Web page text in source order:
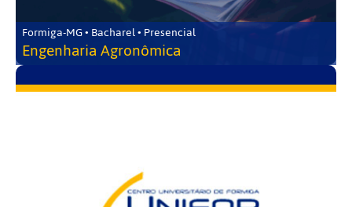
Formiga-MG • Bacharel • Presencial
Engenharia Agronômica